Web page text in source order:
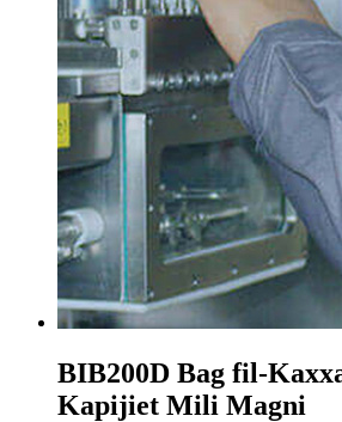
BIB200D Bag fil-
Kapijiet Mili Magni